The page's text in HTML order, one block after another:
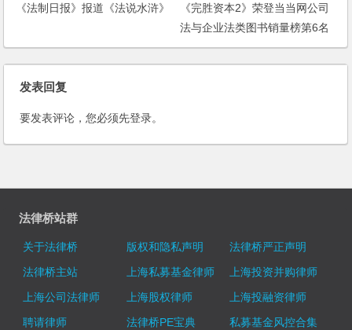
《法制日报》报道《法说水浒》
《完胜资本2》荣登当当网公司
法与企业法类图书销量榜第6名
发表回复
要发表评论，您必须先登录。
法律桥站群
关于法律桥 版权和隐私声明
法律桥严正声明
法律桥主站
上海私募基金律师
上海投资并购律师
上海公司法律师
上海股权律师
上海投融资律师
聘请律师
法律桥PE宝典
私募基金风控合集